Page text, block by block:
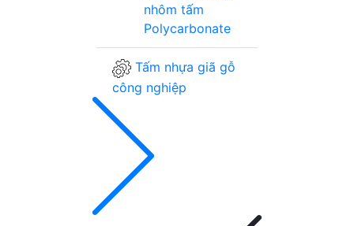
nhôm tấm
Polycarbonate
Tấm nhựa giã gỗ
công nghiệp